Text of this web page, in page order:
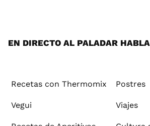
EN DIRECTO AL PALADAR
Recetas con Thermomix Postres
Vegui Viajes